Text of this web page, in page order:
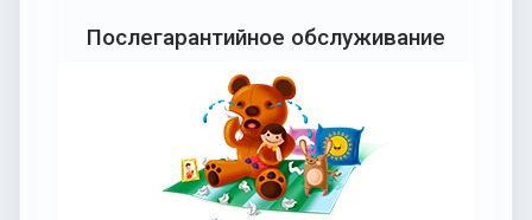
Послегарантийное обслуживание